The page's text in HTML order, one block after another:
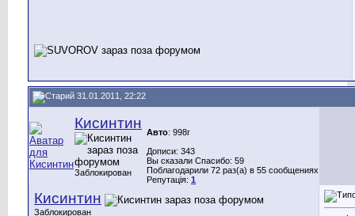
31.01.2011, 22:22
Кисинтин
Заблокирован
Авто: 998г
Дописи: 343
Вы сказали Спасибо: 59
Поблагодарили 72 раз(а) в 55 сообщениях
Репутація: 1
Кисинтин
Заблокирован